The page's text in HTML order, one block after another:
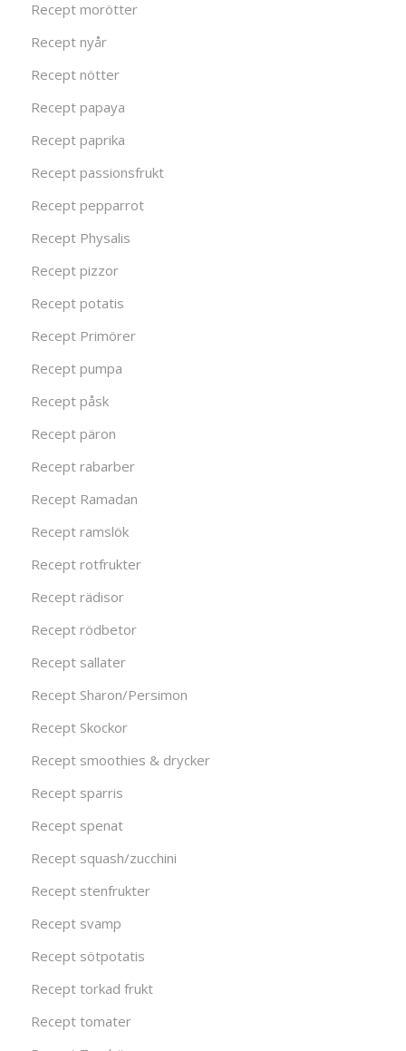
Recept morötter
Recept nyår
Recept nötter
Recept papaya
Recept paprika
Recept passionsfrukt
Recept pepparrot
Recept Physalis
Recept pizzor
Recept potatis
Recept Primörer
Recept pumpa
Recept påsk
Recept päron
Recept rabarber
Recept Ramadan
Recept ramslök
Recept rotfrukter
Recept rädisor
Recept rödbetor
Recept sallater
Recept Sharon/Persimon
Recept Skockor
Recept smoothies & drycker
Recept sparris
Recept spenat
Recept squash/zucchini
Recept stenfrukter
Recept svamp
Recept sötpotatis
Recept torkad frukt
Recept tomater